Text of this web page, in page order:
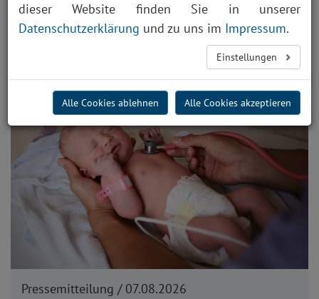
Pressemitteilung / 07.08.2026
dieser Website finden Sie in unserer
Datenschutzerklärung und zu uns im Impressum.
Einstellungen
Alle Cookies ablehnen Alle Cookies akzeptieren